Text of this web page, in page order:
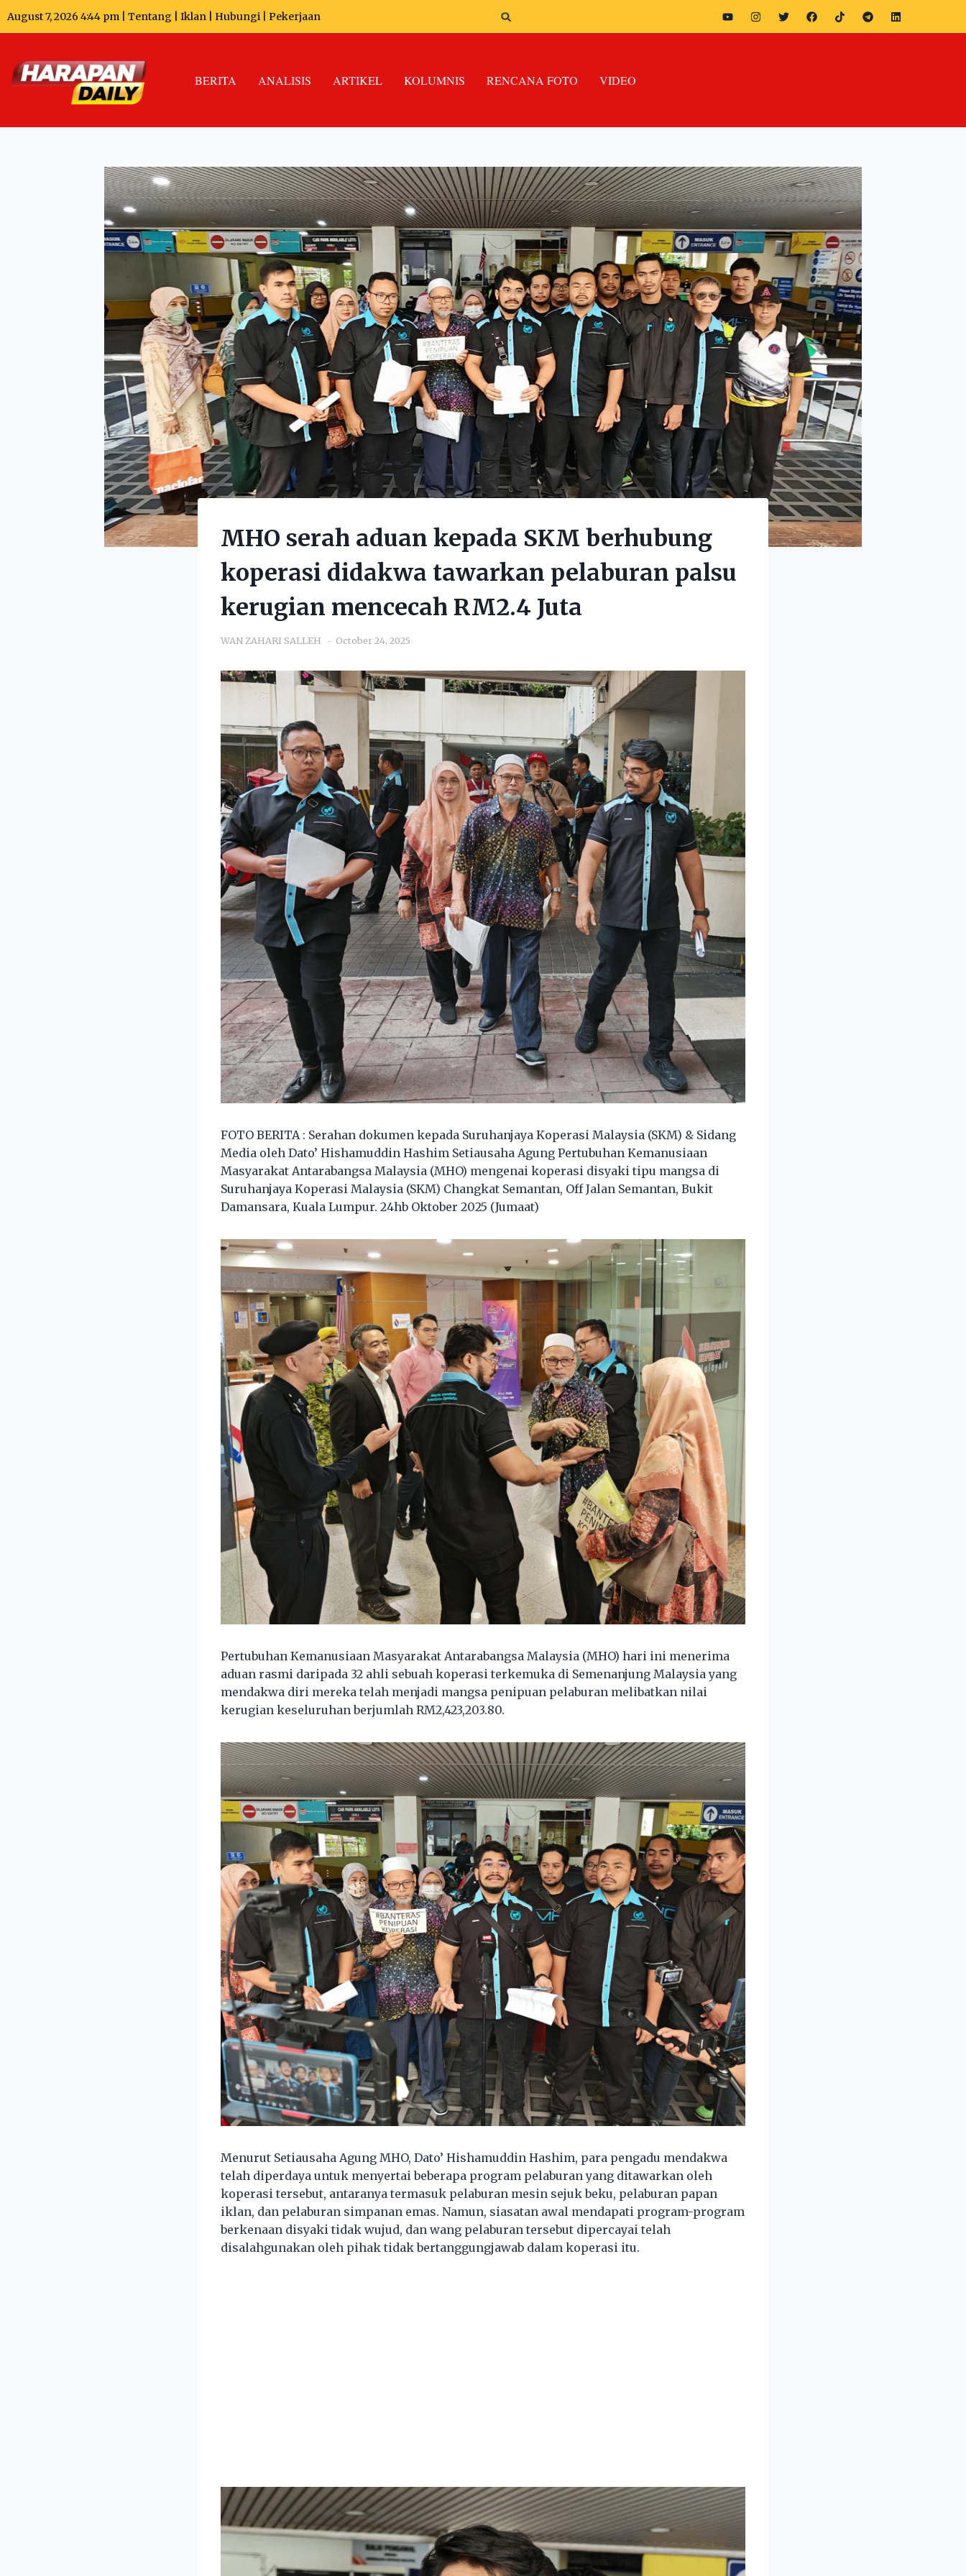
August 7, 2026 4:44 pm | Tentang Iklan Hubungi Pekerjaan
BERITA ANALISIS ARTIKEL KOLUMNIS RENCANA FOTO VIDEO
MHO serah aduan kepada SKM berhubung
koperasi didakwa tawarkan pelaburan palsu
kerugian mencecah RM2.4 Juta
WAN ZAHARI SALLEH October 24, 2025
FOTO BERITA : Serahan dokumen kepada Suruhanjaya Koperasi Malaysia (SKM) & Sidang
Media oleh Dato’ Hishamuddin Hashim Setiausaha Agung Pertubuhan Kemanusiaan
Masyarakat Antarabangsa Malaysia (MHO) mengenai koperasi disyaki tipu mangsa di
Suruhanjaya Koperasi Malaysia (SKM) Changkat Semantan, Off Jalan Semantan, Bukit
Damansara, Kuala Lumpur. 24hb Oktober 2025 (Jumaat)
Pertubuhan Kemanusiaan Masyarakat Antarabangsa Malaysia (MHO) hari ini menerima
aduan rasmi daripada 32 ahli sebuah koperasi terkemuka di Semenanjung Malaysia yang
mendakwa diri mereka telah menjadi mangsa penipuan pelaburan melibatkan nilai
kerugian keseluruhan berjumlah RM2,423,203.80.
Menurut Setiausaha Agung MHO, Dato’ Hishamuddin Hashim, para pengadu mendakwa
telah diperdaya untuk menyertai beberapa program pelaburan yang ditawarkan oleh
koperasi tersebut, antaranya termasuk pelaburan mesin sejuk beku, pelaburan papan
iklan, dan pelaburan simpanan emas. Namun, siasatan awal mendapati program-program
berkenaan disyaki tidak wujud, dan wang pelaburan tersebut dipercayai telah
disalahgunakan oleh pihak tidak bertanggungjawab dalam koperasi itu.